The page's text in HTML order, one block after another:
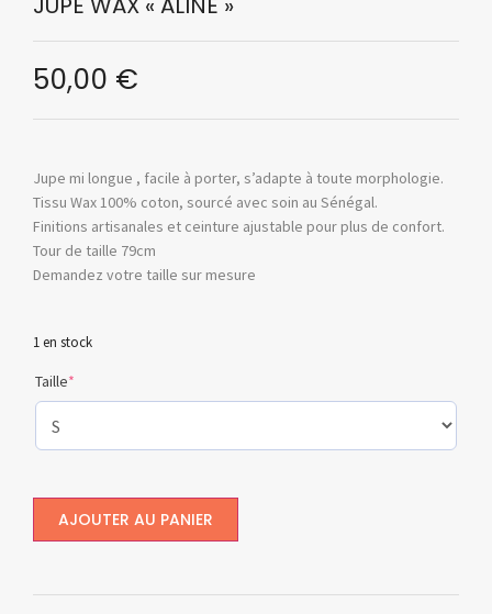
50,00 €
Jupe mi longue , facile à porter, s’adapte à toute morphologie.
Tissu Wax 100% coton, sourcé avec soin au Sénégal.
Finitions artisanales et ceinture ajustable pour plus de confort.
Tour de taille 79cm
Demandez votre taille sur mesure
1 en stock
Taille*
AJOUTER AU PANIER